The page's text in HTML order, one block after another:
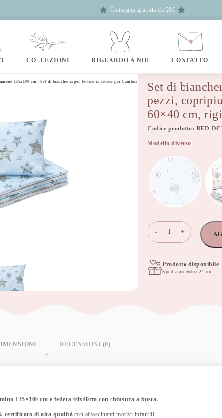
Consegna gratuita da 20€
COLLEZIONI RIGUARDO A NOI CONTATTO
135x100 cm Set di biancheria per lettino in cotone per bambini da 2 pezzi, copripiumino per bambini
Set di
pezzi,
60×40 cm,
Codice prodotto: BED-
Modello diverso
-
Set
lettino
in
+
Prodotto disponibile
Spediamo entro 24 ore
RECENSIONI (0)
135×100 cm e federa 60x40cm con chiusura a busta.
certificato di alta qualità con affascinanti motivi infantili.